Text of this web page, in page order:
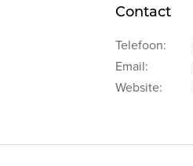
Contact
Telefoon:
Email:
Website: